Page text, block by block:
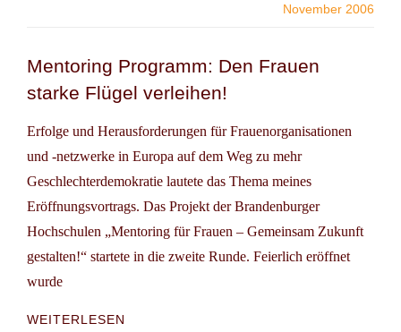
November 2006
Mentoring Programm: Den Frauen
starke Flügel verleihen!
Erfolge und Herausforderungen für Frauenorganisationen
und -netzwerke in Europa auf dem Weg zu mehr
Geschlechterdemokratie lautete das Thema meines
Eröffnungsvortrags. Das Projekt der Brandenburger
Hochschulen „Mentoring für Frauen – Gemeinsam Zukunft
gestalten!“ startete in die zweite Runde. Feierlich eröffnet
wurde
WEITERLESEN